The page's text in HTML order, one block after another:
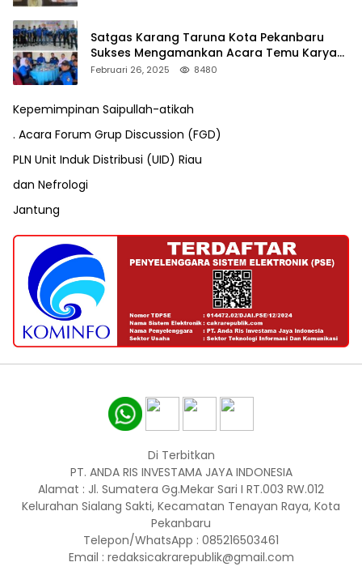
Satgas Karang Taruna Kota Pekanbaru
Sukses Mengamankan Acara Temu Karya
VII Karang Taruna Pekanbaru
Februari 26, 2025 8480
Kepemimpinan Saipullah-atikah
. Acara Forum Grup Discussion (FGD)
PLN Unit Induk Distribusi (UID) Riau
dan Nefrologi
Jantung
Di Terbitkan
PT. ANDA RIS INVESTAMA JAYA INDONESIA
Alamat : Jl. Sumatera Gg.Mekar Sari I RT.003 RW.012
Kelurahan Sialang Sakti, Kecamatan Tenayan Raya, Kota
Pekanbaru
Telepon/WhatsApp : 085216503461
Email : redaksicakrarepublik@gmail.com